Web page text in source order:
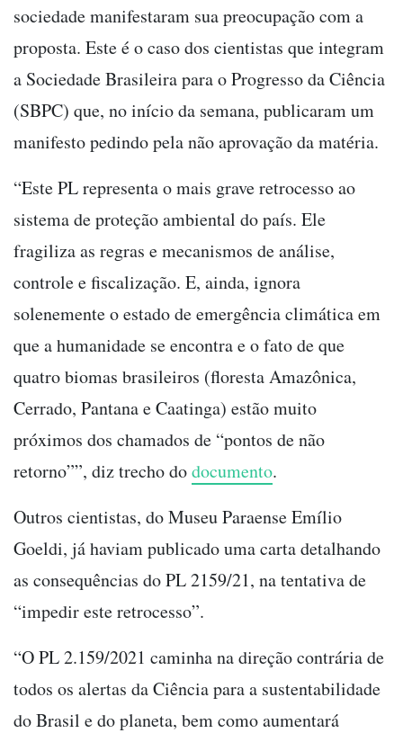
sociedade manifestaram sua preocupação com a
proposta. Este é o caso dos cientistas que integram
a Sociedade Brasileira para o Progresso da Ciência
(SBPC) que, no início da semana, publicaram um
manifesto pedindo pela não aprovação da matéria.
“Este PL representa o mais grave retrocesso ao
sistema de proteção ambiental do país. Ele
fragiliza as regras e mecanismos de análise,
controle e fiscalização. E, ainda, ignora
solenemente o estado de emergência climática em
que a humanidade se encontra e o fato de que
quatro biomas brasileiros (floresta Amazônica,
Cerrado, Pantana e Caatinga) estão muito
próximos dos chamados de “pontos de não
retorno””, diz trecho dodocumento.
Outros cientistas, do Museu Paraense Emílio
Goeldi, já haviam publicado uma carta detalhando
as consequências do PL 2159/21, na tentativa de
“impedir este retrocesso”.
“O PL 2.159/2021 caminha na direção contrária de
todos os alertas da Ciência para a sustentabilidade
do Brasil e do planeta, bem como aumentará